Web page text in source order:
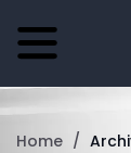
Home /